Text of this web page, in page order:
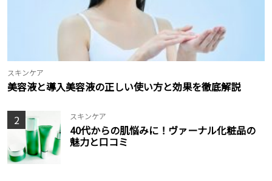
スキンケア
美容液と導入美容液の正しい使い方と効果を徹底解説
2 スキンケア
40代からの肌悩みに！ヴァーナル化粧品の
魅力と口コミ